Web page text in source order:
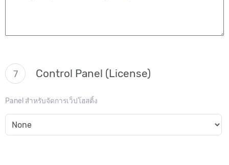
7 Control Panel (License)
Panel สำหรับจัดการเว็ปโฮสติ้ง